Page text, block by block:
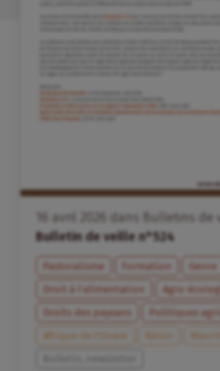
avril dans
Bulletins de
Bulletin de veille n°524
Pastoralisme Formation Genre
Droit à l’alimentation
Agro-
Droits des paysans
Politiques
Afrique de l’Ouest